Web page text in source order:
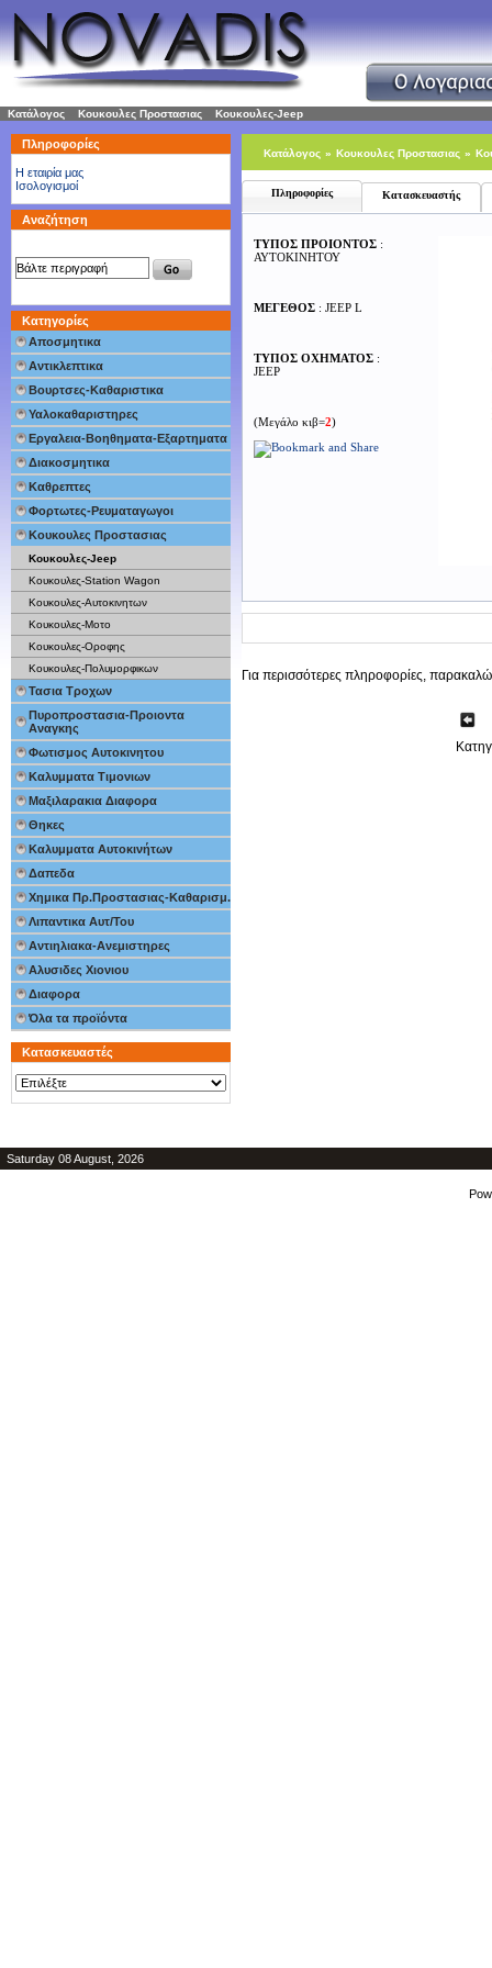
Κατάλογος Κουκουλες Προστασιας Κουκουλες-Jeep
Πληροφορίες
H εταιρία μας
Ισολογισμοί
Αναζήτηση
Κατηγορίες
Αποσμητικα
Αντικλεπτικα
Βουρτσες-Καθαριστικα
Υαλοκαθαριστηρες
Εργαλεια-Βοηθηματα-Εξαρτηματα
Διακοσμητικα
Καθρεπτες
Φορτωτες-Ρευματαγωγοι
Κουκουλες Προστασιας
Κουκουλες-Jeep
Κουκουλες-Station Wagon
Κουκουλες-Αυτοκινητων
Κουκουλες-Μοτο
Κουκουλες-Οροφης
Κουκουλες-Πολυμορφικων
Τασια Τροχων
Πυροπροστασια-Προιοντα
Αναγκης
Φωτισμος Αυτοκινητου
Καλυμματα Τιμονιων
Μαξιλαρακια Διαφορα
Θηκες
Καλυμματα Αυτοκινήτων
Δαπεδα
Χημικα Πρ.Προστασιας-Καθαρισμ.
Λιπαντικα Αυτ/Του
Αντιηλιακα-Ανεμιστηρες
Αλυσιδες Χιονιου
Διαφορα
Όλα τα προϊόντα
Κατασκευαστές
Κατάλογος » Κουκουλες Προστασιας »
Πληροφορίες Κατασκευαστής
ΤΥΠΟΣ ΠΡΟΙΟΝΤΟΣ :
ΑΥΤΟΚΙΝΗΤΟΥ
ΜΕΓΕΘΟΣ : JEEP L
ΤΥΠΟΣ ΟΧΗΜΑΤΟΣ :
JEEP
(Μεγάλο κιβ=2)
Για περισσότερες πληροφορίες, παρακαλώ
Saturday 08 August, 2026